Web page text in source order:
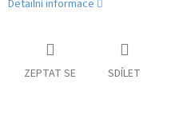
Detailní informace
ZEPTAT SE SDÍLET